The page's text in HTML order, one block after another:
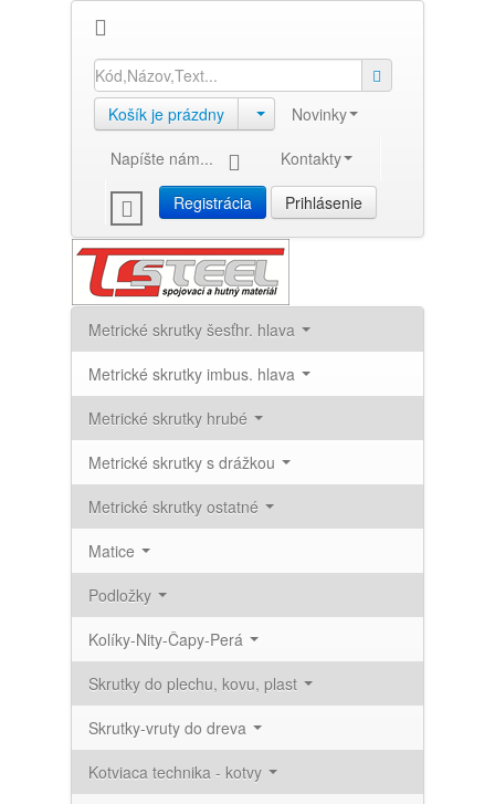
Košík je prázdny
Novinky
Napíšte nám...
Kontakty
Registrácia
Prihlásenie
Metrické skrutky šesťhr. hlava
Metrické skrutky imbus. hlava
Metrické skrutky hrubé
Metrické skrutky s drážkou
Metrické skrutky ostatné
Matice
Podložky
Kolíky-Nity-Čapy-Perá
Skrutky do plechu, kovu, plast
Skrutky-vruty do dreva
Kotviaca technika - kotvy